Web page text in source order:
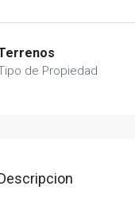
de Propiedad